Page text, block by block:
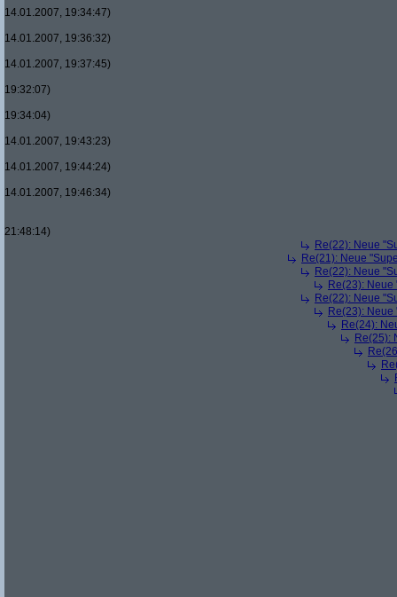
14.01.2007, 19:34:47)
14.01.2007, 19:36:32)
14.01.2007, 19:37:45)
19:32:07)
19:34:04)
14.01.2007, 19:43:23)
14.01.2007, 19:44:24)
14.01.2007, 19:46:34)
21:48:14)
Re(22): Neue
Re(21): Neue
Re(22): Neue
Re(23):
Re(22): Neue
Re(23):
Re(24):
Re(25):